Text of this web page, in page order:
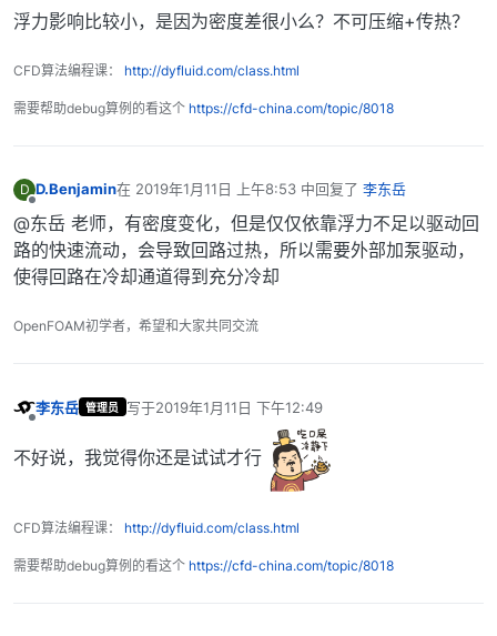
浮力影响比较小，是因为密度差很小么？不可压缩+传热？
CFD算法编程课： http://dyfluid.com/class.html
需要帮助debug算例的看这个 https://cfd-china.com/topic/8018
D D.Benjamin在 2019年1月11日 上午8:53 中回复了 李东岳
最后由 编辑
@东岳 老师，有密度变化，但是仅仅依靠浮力不足以驱动回
路的快速流动，会导致回路过热，所以需要外部加泵驱动，
使得回路在冷却通道得到充分冷却
OpenFOAM初学者，希望和大家共同交流
李东岳 管理员 写于2019年1月11日 下午12:49
最后由 编辑
不好说，我觉得你还是试试才行
CFD算法编程课： http://dyfluid.com/class.html
需要帮助debug算例的看这个 https://cfd-china.com/topic/8018